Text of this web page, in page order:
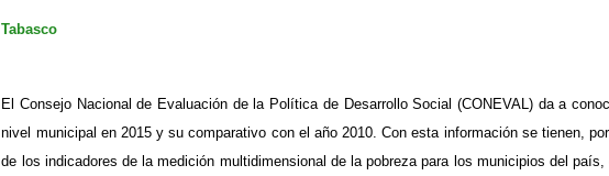
Tabasco
El Consejo Nacional de Evaluación de la Política de Desarrollo Social (CONEVAL) da a
nivel municipal en 2015 y su comparativo con el año 2010. Con esta información se tienen,
de los indicadores de la medición multidimensional de la pobreza para los municipios del